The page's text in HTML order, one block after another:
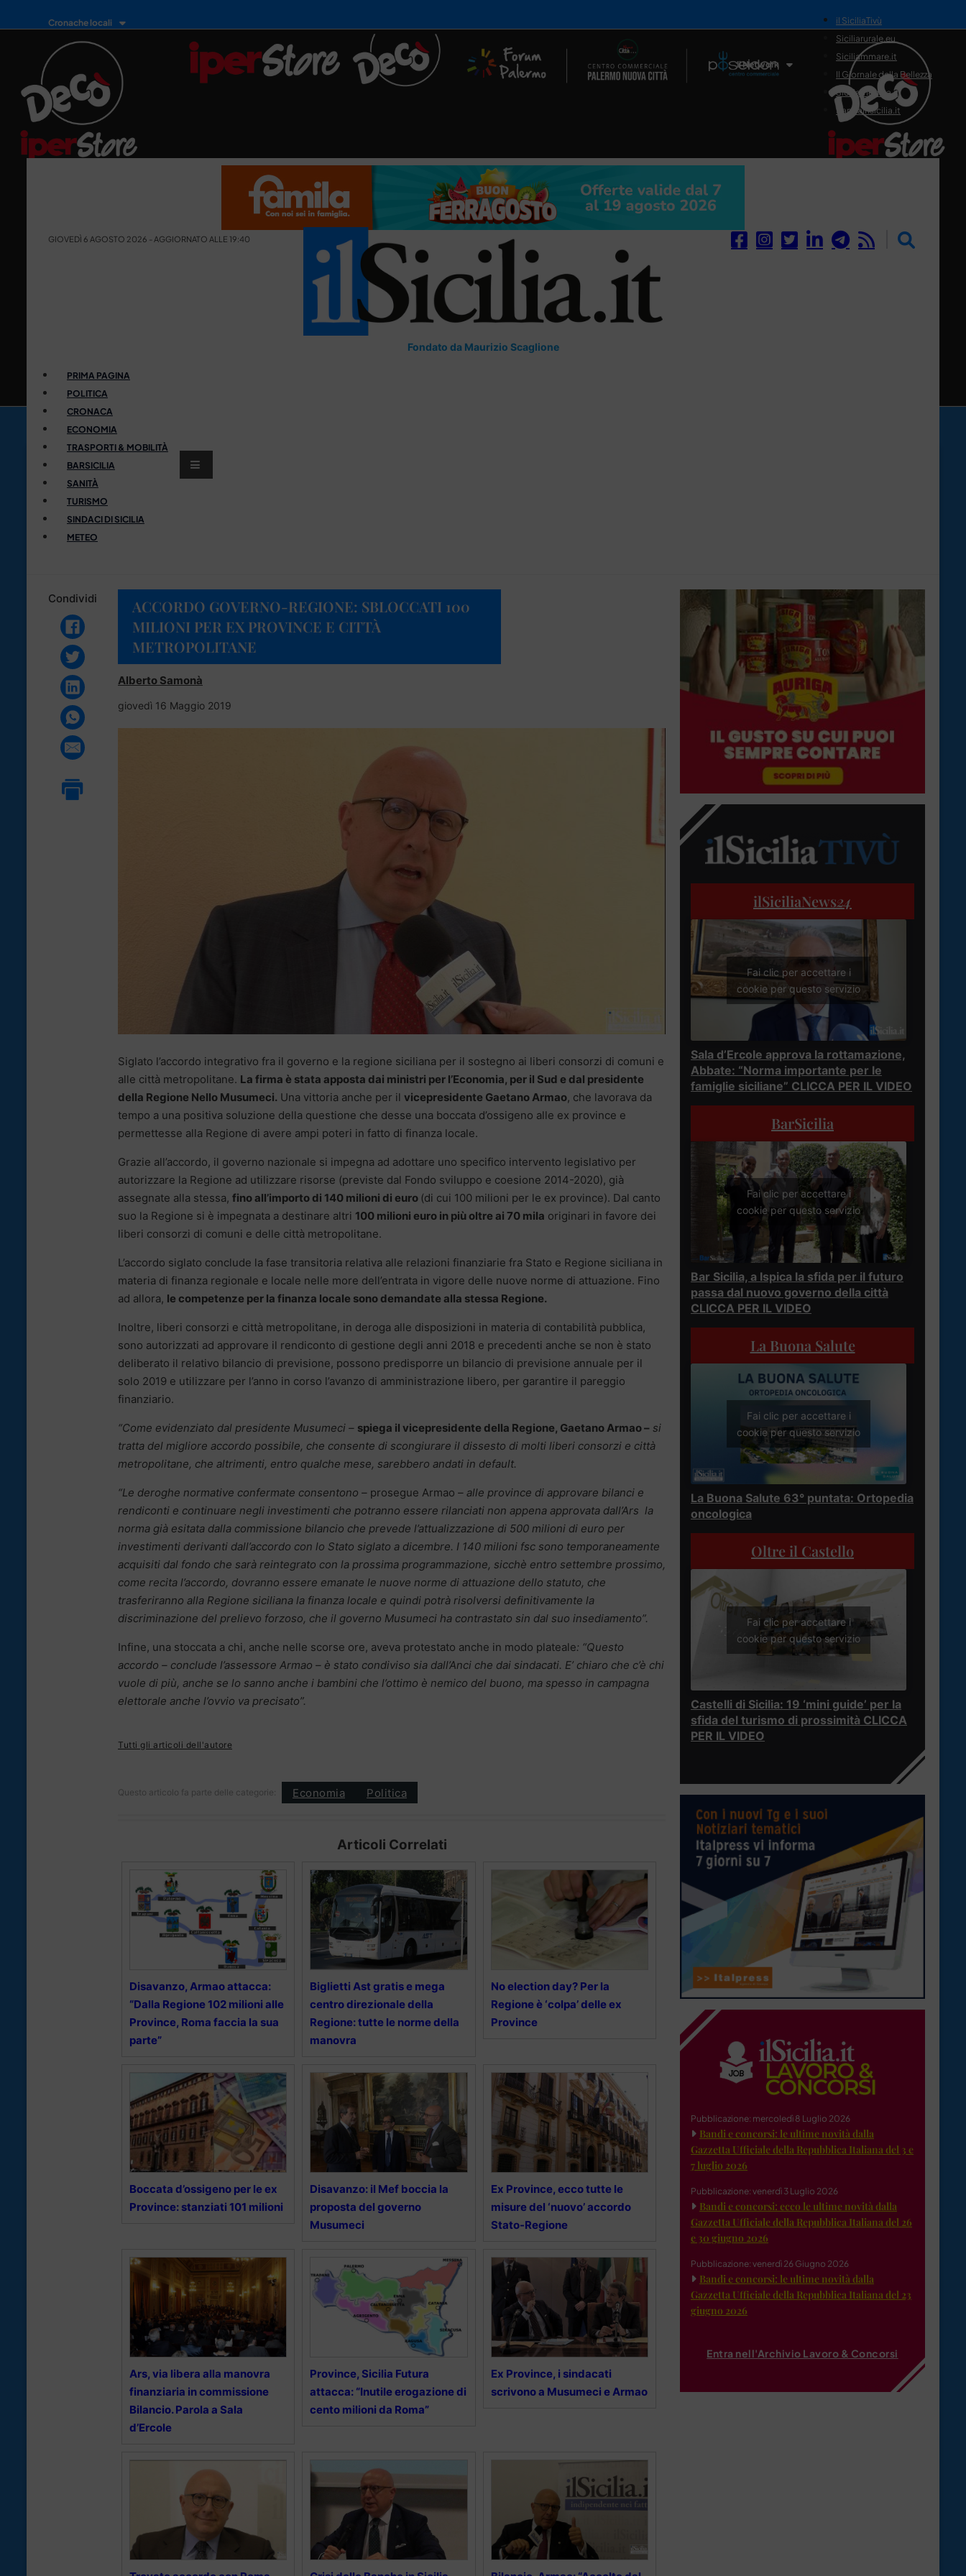
Cronache locali
Il Network
il SiciliaTivù
Siciliarurale.eu
Siciliammare.it
Il Giornale della Bellezza
Siciliamedica.it
Sanitainsicilia.it
GIOVEDÌ 6 AGOSTO 2026 - AGGIORNATO ALLE 19:40
Fondato da Maurizio Scaglione
PRIMA PAGINA
POLITICA
CRONACA
ECONOMIA
TRASPORTI & MOBILITÀ
BARSICILIA
SANITÀ
TURISMO
SINDACI DI SICILIA
METEO
Condividi
ACCORDO GOVERNO-REGIONE: SBLOCCATI 100
MILIONI PER EX PROVINCE E CITTÀ
METROPOLITANE
Alberto Samonà
giovedì 16 Maggio 2019
Siglato l’accordo integrativo fra il governo e la regione siciliana per il sostegno ai liberi consorzi di comuni e
alle città metropolitane. La firma è stata apposta dai ministri per l’Economia, per il Sud e dal presidente
della Regione Nello Musumeci. Una vittoria anche per il vicepresidente Gaetano Armao, che lavorava da
tempo a una positiva soluzione della questione che desse una boccata d’ossigeno alle ex province e
permettesse alla Regione di avere ampi poteri in fatto di finanza locale.
Grazie all’accordo, il governo nazionale si impegna ad adottare uno specifico intervento legislativo per
autorizzare la Regione ad utilizzare risorse (previste dal Fondo sviluppo e coesione 2014-2020), già
assegnate alla stessa, fino all’importo di 140 milioni di euro (di cui 100 milioni per le ex province). Dal canto
suo la Regione si è impegnata a destinare altri 100 milioni euro in più oltre ai 70 mila originari in favore dei
liberi consorzi di comuni e delle città metropolitane.
L’accordo siglato conclude la fase transitoria relativa alle relazioni finanziarie fra Stato e Regione siciliana in
materia di finanza regionale e locale nelle more dell’entrata in vigore delle nuove norme di attuazione. Fino
ad allora, le competenze per la finanza locale sono demandate alla stessa Regione.
Inoltre, liberi consorzi e città metropolitane, in deroga alle disposizioni in materia di contabilità pubblica,
sono autorizzati ad approvare il rendiconto di gestione degli anni 2018 e precedenti anche se non è stato
deliberato il relativo bilancio di previsione, possono predisporre un bilancio di previsione annuale per il
solo 2019 e utilizzare per l’anno in corso l’avanzo di amministrazione libero, per garantire il pareggio
finanziario.
“Come evidenziato dal presidente Musumeci – spiega il vicepresidente della Regione, Gaetano Armao – si
tratta del migliore accordo possibile, che consente di scongiurare il dissesto di molti liberi consorzi e città
metropolitane, che altrimenti, entro qualche mese, sarebbero andati in default.
“Le deroghe normative confermate consentono – prosegue Armao – alle province di approvare bilanci e
rendiconti e continuare negli investimenti che potranno essere rilanciati non appena approvata dall’Ars la
norma già esitata dalla commissione bilancio che prevede l’attualizzazione di 500 milioni di euro per
investimenti derivanti dall’accordo con lo Stato siglato a dicembre. I 140 milioni fsc sono temporaneamente
acquisiti dal fondo che sarà reintegrato con la prossima programmazione, sicchè entro settembre prossimo,
come recita l’accordo, dovranno essere emanate le nuove norme di attuazione dello statuto, che
trasferiranno alla Regione siciliana la finanza locale e quindi potrà risolversi definitivamente la
discriminazione del prelievo forzoso, che il governo Musumeci ha contrastato sin dal suo insediamento”.
Infine, una stoccata a chi, anche nelle scorse ore, aveva protestato anche in modo plateale: “Questo
accordo – conclude l’assessore Armao – è stato condiviso sia dall’Anci che dai sindacati. E’ chiaro che c’è chi
vuole di più, anche se lo sanno anche i bambini che l’ottimo è nemico del buono, ma spesso in campagna
elettorale anche l’ovvio va precisato”.
Tutti gli articoli dell'autore
Questo articolo fa parte delle categorie: Economia Politica
Articoli Correlati
Disavanzo, Armao attacca:
“Dalla Regione 102 milioni alle
Province, Roma faccia la sua
parte”
Biglietti Ast gratis e mega
centro direzionale della
Regione: tutte le norme della
manovra
No election day? Per la
Regione è ‘colpa’ delle ex
Province
Boccata d’ossigeno per le ex
Province: stanziati 101 milioni
Disavanzo: il Mef boccia la
proposta del governo
Musumeci
Ex Province, ecco tutte le
misure del ‘nuovo’ accordo
Stato-Regione
Ars, via libera alla manovra
finanziaria in commissione
Bilancio. Parola a Sala
d’Ercole
Province, Sicilia Futura
attacca: “Inutile erogazione di
cento milioni da Roma”
Ex Province, i sindacati
scrivono a Musumeci e Armao
ilSiciliaNews24
Fai clic per accettare i
cookie per questo servizio
Sala d’Ercole approva la rottamazione,
Abbate: “Norma importante per le
famiglie siciliane” CLICCA PER IL VIDEO
BarSicilia
Fai clic per accettare i
cookie per questo servizio
Bar Sicilia, a Ispica la sfida per il futuro
passa dal nuovo governo della città
CLICCA PER IL VIDEO
La Buona Salute
Fai clic per accettare i
cookie per questo servizio
La Buona Salute 63° puntata: Ortopedia
oncologica
Oltre il Castello
Fai clic per accettare i
cookie per questo servizio
Castelli di Sicilia: 19 ‘mini guide’ per la
sfida del turismo di prossimità CLICCA
PER IL VIDEO
Pubblicazione: mercoledì 8 Luglio 2026
Bandi e concorsi: le ultime novità dalla
Gazzetta Ufficiale della Repubblica Italiana del 3 e
7 luglio 2026
Pubblicazione: venerdì 3 Luglio 2026
Bandi e concorsi: ecco le ultime novità dalla
Gazzetta Ufficiale della Repubblica Italiana del 26
e 30 giugno 2026
Pubblicazione: venerdì 26 Giugno 2026
Bandi e concorsi: le ultime novità dalla
Gazzetta Ufficiale della Repubblica Italiana del 23
giugno 2026
Entra nell'Archivio Lavoro & Concorsi